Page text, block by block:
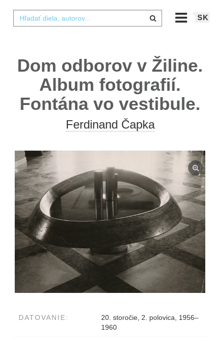
SK
Dom odborov v Žiline.
Album fotografií.
Fontána vo vestibule.
Ferdinand Čapka
DATOVANIE:
20. storočie, 2. polovica, 1956–
1960